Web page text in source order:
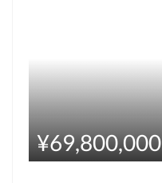
¥69,800,000